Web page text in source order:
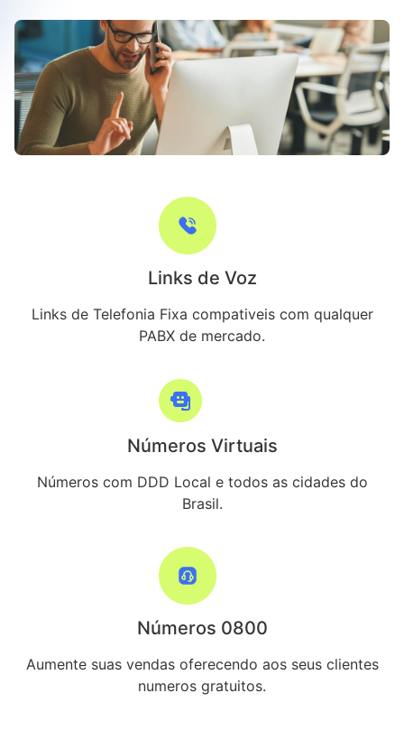
Links de Voz
Links de Telefonia Fixa compativeis com qualquer
PABX de mercado.
Números Virtuais
Números com DDD Local e todos as cidades do
Brasil.
Números 0800
Aumente suas vendas oferecendo aos seus clientes
numeros gratuitos.